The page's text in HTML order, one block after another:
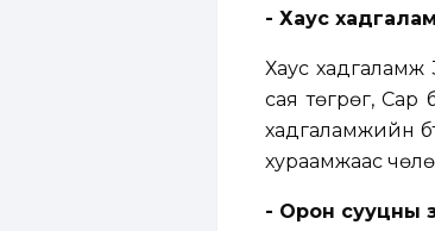
- Хаус
Хаус хадгаламж
сая төгрөг, Сар
хадгаламжийн
хураамжаас
- Орон сууцны